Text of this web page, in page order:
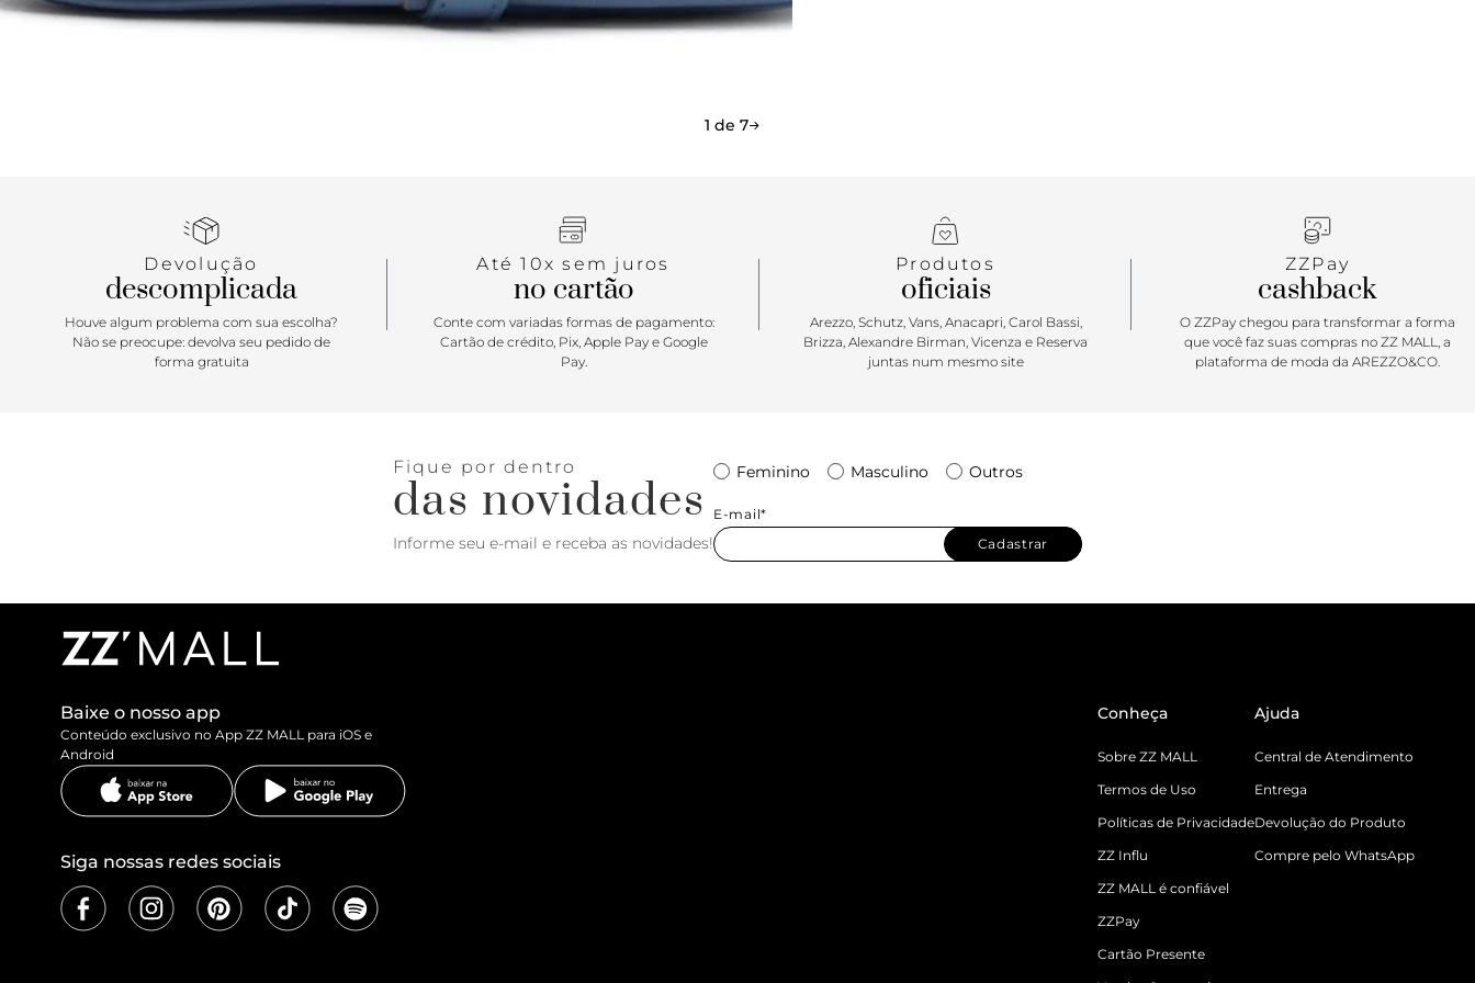
1 de 7
Devolução
descomplicada
Houve algum problema com sua escolha?
Não se preocupe: devolva seu pedido de
forma gratuita
Até 10x sem juros
no cartão
Conte com variadas formas de pagamento:
Cartão de crédito, Pix, Apple Pay e Google
Pay.
Produtos
oficiais
Arezzo, Schutz, Vans, Anacapri, Carol Bassi,
Brizza, Alexandre Birman, Vicenza e Reserva
juntas num mesmo site
ZZPay
cashback
O ZZPay chegou para transformar a forma
que você faz suas compras no ZZ MALL, a
plataforma de moda da AREZZO&CO.
Fique por dentro
das novidades
Informe seu e-mail e receba as novidades!
Feminino Masculino Outros
E-mail*
Cadastrar
Baixe o nosso app
Conteúdo exclusivo no App ZZ MALL para iOS e
Android
Siga nossas redes sociais
Conheça
Sobre ZZ MALL
Termos de Uso
Políticas de Privacidade
ZZ Influ
ZZ MALL é confiável
ZZPay
Cartão Presente
Ajuda
Central de Atendimento
Entrega
Devolução do Produto
Compre pelo WhatsApp